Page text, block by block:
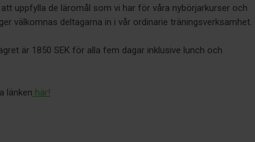
uppfylla de läromål som vi har för våra nybörjarkurser och
välkomnas deltagarna in i vår ordinarie träningsverksamhet.
är 1850 SEK för alla fem dagar inklusive lunch och
länken här!